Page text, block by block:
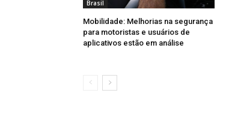
Brasil
Mobilidade: Melhorias na segurança
para motoristas e usuários de
aplicativos estão em análise